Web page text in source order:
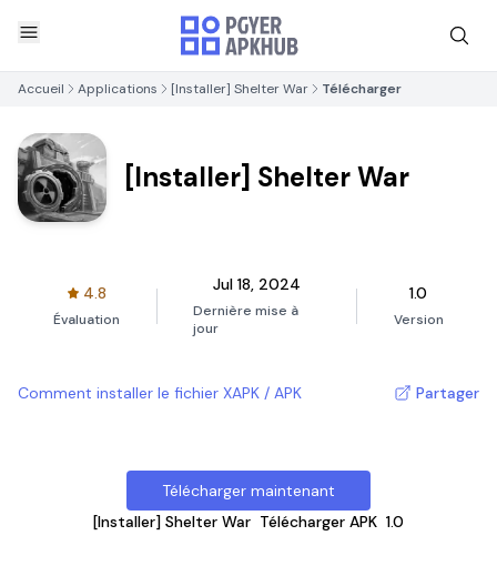
Accueil Applications [Installer] Shelter War Télécharger
[Installer] Shelter War
4.8
Évaluation
Jul 18, 2024
Dernière mise à
jour
1.0
Version
Comment installer le fichier XAPK / APK Partager
Télécharger maintenant
[Installer] Shelter War Télécharger APK 1.0